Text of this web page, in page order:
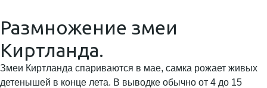
Размножение змеи
Киртланда.
Змеи Киртланда спариваются в мае, самка рожает живых
детенышей в конце лета. В выводке обычно от 4 до 15